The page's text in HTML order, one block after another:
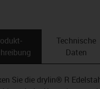
Technische
Daten
Sie die drylin® R